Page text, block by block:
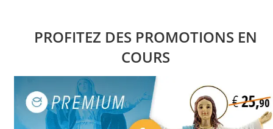
PROFITEZ DES PROMOTIONS EN
COURS